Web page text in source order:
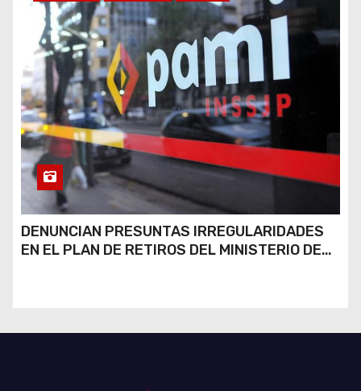
DENUNCIAN PRESUNTAS IRREGULARIDADES
EN EL PLAN DE RETIROS DEL MINISTERIO DE